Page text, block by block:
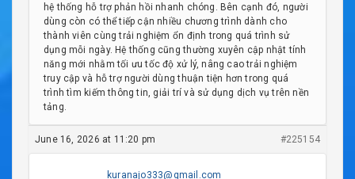
hệ thống hỗ trợ phản hồi nhanh chóng. Bên cạnh đó, người
dùng còn có thể tiếp cận nhiều chương trình dành cho
thành viên cùng trải nghiệm ổn định trong quá trình sử
dụng mỗi ngày. Hệ thống cũng thường xuyên cập nhật tính
năng mới nhằm tối ưu tốc độ xử lý, nâng cao trải nghiệm
truy cập và hỗ trợ người dùng thuận tiện hơn trong quá
trình tìm kiếm thông tin, giải trí và sử dụng dịch vụ trên nền
tảng.
June 16, 2026 at 11:20 pm #225154
kuranajo333@gmail.com